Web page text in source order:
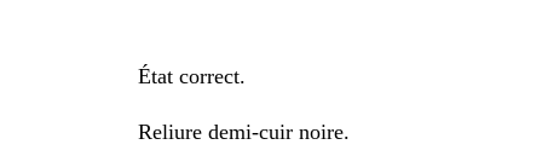
État correct.
Reliure demi-cuir noire.